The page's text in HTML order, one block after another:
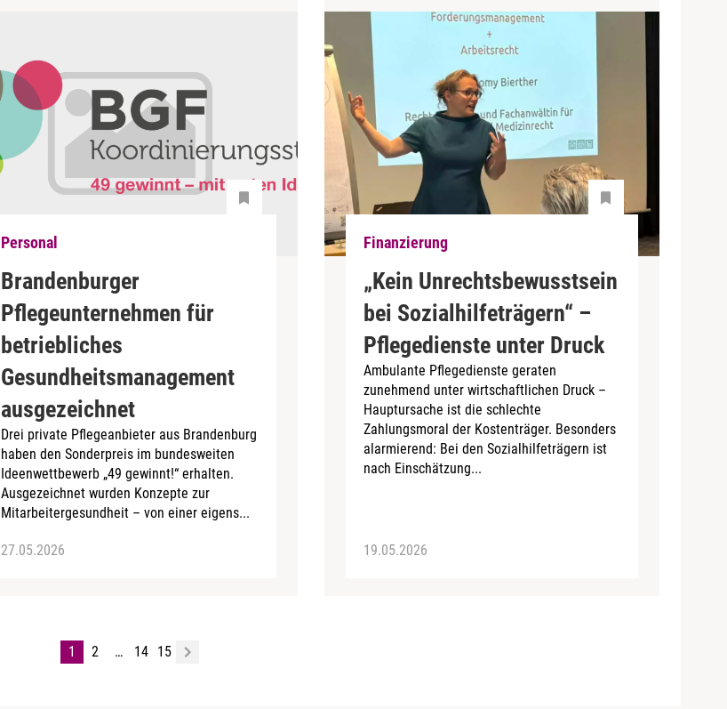
Personal
Brandenburger
Pflegeunternehmen für
betriebliches
Gesundheitsmanagement
ausgezeichnet
Drei private Pflegeanbieter aus Brandenburg
haben den Sonderpreis im bundesweiten
Ideenwettbewerb „49 gewinnt!“ erhalten.
Ausgezeichnet wurden Konzepte zur
Mitarbeitergesundheit – von einer eigens...
27.05.2026
Finanzierung
„Kein Unrechtsbewusstsein
bei Sozialhilfeträgern“ –
Pflegedienste unter Druck
Ambulante Pflegedienste geraten
zunehmend unter wirtschaftlichen Druck –
Hauptursache ist die schlechte
Zahlungsmoral der Kostenträger. Besonders
alarmierend: Bei den Sozialhilfeträgern ist
nach Einschätzung...
19.05.2026
1 2 … 14 15